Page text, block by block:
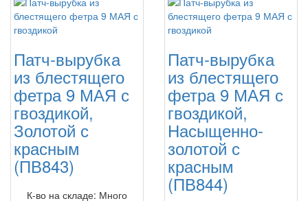
Патч-вырубка
из блестящего
фетра 9 МАЯ с
гвоздикой,
Золотой с
красным
(ПВ843)
К-во на складе: Много
Патч-вырубка
из блестящего
фетра 9 МАЯ с
гвоздикой,
Насыщенно-
золотой с
красным
(ПВ844)